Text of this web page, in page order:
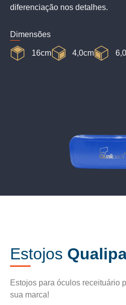
diferenciação nos detalhes.
Dimensões
16cm 4,0cm
Estojos
Estojos para óculos receituário
sua marca!